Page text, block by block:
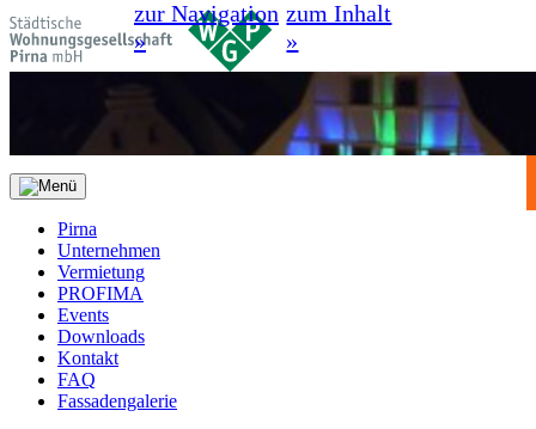
zur Navigation
»
zum Inhalt
»
Pirna
Unternehmen
Vermietung
PROFIMA
Events
Downloads
Kontakt
FAQ
Fassadengalerie